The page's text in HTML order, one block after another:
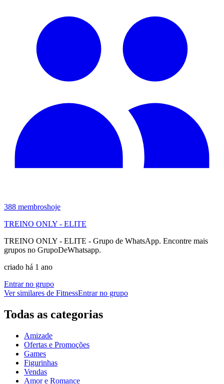
388 membroshoje
TREINO ONLY - ELITE
TREINO ONLY - ELITE - Grupo de WhatsApp. Encontre mais
grupos no GrupoDeWhatsapp.
criado há 1 ano
Entrar no grupo
Ver similares de FitnessEntrar no grupo
Todas as categorias
Amizade
Ofertas e Promoções
Games
Figurinhas
Vendas
Amor e Romance